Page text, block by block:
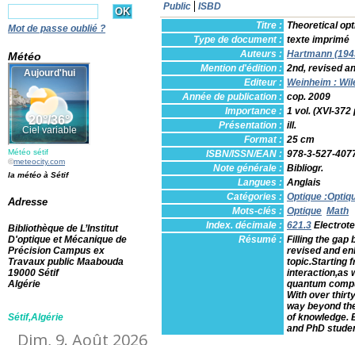
Public
ISBD
Titre : Theoretical
Type de document : texte imprimé
Auteurs : Hartmann
Mention d'édition : 2nd, revised
Editeur : Weinheim :
Année de publication : cop. 2009
Importance : 1 vol. (XVI-372
Présentation : ill.
Format : 25 cm
ISBN/ISSN/EAN : 978-3-527-
Note générale : Bibliogr.
Langues : Anglais
Catégories : Optique :
Mots-clés : Optique Math
Index. décimale : 621.3
Résumé : Filling the gap
revised and
topic.Starting
interaction,as
quantum
With over
way beyond
of knowledge.
and PhD
Mot de passe oublié ?
Météo
Météo sétif
©meteocity.com
la météo à Sétif
Adresse
Bibliothèque de L’Institut
D'optique et Mécanique de
Précision Campus ex
Travaux public Maabouda
19000 Sétif
Algérie
Sétif,Algérie